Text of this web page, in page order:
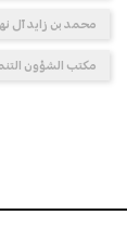
محمد بن زايد آل
مكتب الشؤون